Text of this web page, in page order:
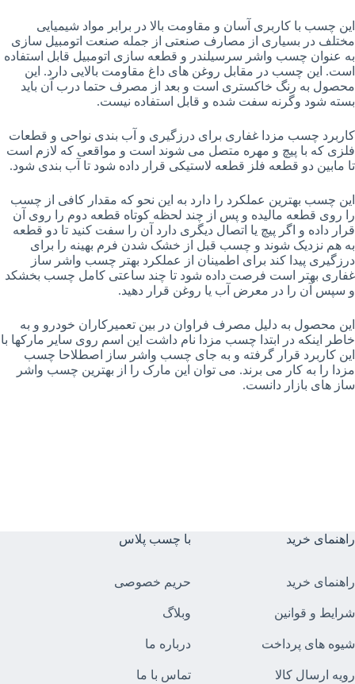
این چسب با کاربری آسان و مقاومت بالا در برابر مواد شیمیایی
مختلف در بسیاری از مصارف صنعتی از جمله صنعت اتومبیل سازی
به عنوان چسب واشر سرسیلندر و قطعه سازی اتومبیل قابل استفاده
است. این چسب در مقابل روغن های داغ مقاومت بالایی دارد. این
محصول به رنگ خاکستری است و بعد از مصرف حتما درب آن باید
بسته شود وگرنه سفت شده و قابل استفاده نیست.
کاربرد چسب مزدا غفاری برای درزگیری و آب بندی نواحی و قطعات
فلزی که با پیچ و مهره متصل می شوند است و مواقعی که لازم است
تا مابین دو قطعه فلز قطعه لاستیکی قرار داده شود تا آب بندی شود.
این چسب بهترین عملکرد را دارد به این نحو که مقدار کافی از چسب
را روی قطعه مالیده و پس از چند لحظه کوتاه قطعه دوم را روی آن
قرار داده و اگر پیچ یا اتصال دیگری دارد آن را سفت کنید تا دو قطعه
به هم نزدیک شوند و چسب قبل از خشک شدن فرم بهینه را برای
درزگیری پیدا کند برای اطمینان از عملکرد بهتر چسب واشر ساز
غفاری بهتر است فرصت داده شود تا چند ساعتی کامل چسب بخشکد
و سپس آن را در معرض آب یا روغن قرار دهید.
این محصول به دلیل مصرف فراوان در بین تعمیرکاران خودرو و به
خاطر اینکه در ابتدا چسب مزدا نام داشت این اسم روی سایر مارکها با
این کاربرد قرار گرفته و به جای چسب واشر ساز اصطلاحا چسب
مزدا را به کار می برند. می توان این مارک را از بهترین چسب واشر
ساز های بازار دانست.
راهنمای خرید
راهنمای خرید
شرایط و قوانین
شیوه های پرداخت
رویه ارسال کالا
با چسب پلاس
حریم خصوصی
وبلاگ
درباره ما
تماس با ما